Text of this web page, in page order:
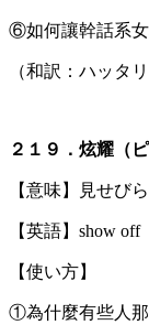
⑥如何讓幹話系女
（和訳：ハッタ
２１９．炫耀（
【意味】見せび
【英語】show off
【使い方】
①為什麼有些人那